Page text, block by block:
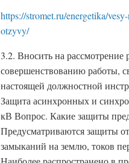
https://stromet.ru/energetika/
otzyvy/
3.2. Вносить на рассмотрение
совершенствованию работы,
настоящей должностной
Защита асинхронных и
кВ Вопрос. Какие защиты
Предусматриваются защиты
замыканий на землю, токов